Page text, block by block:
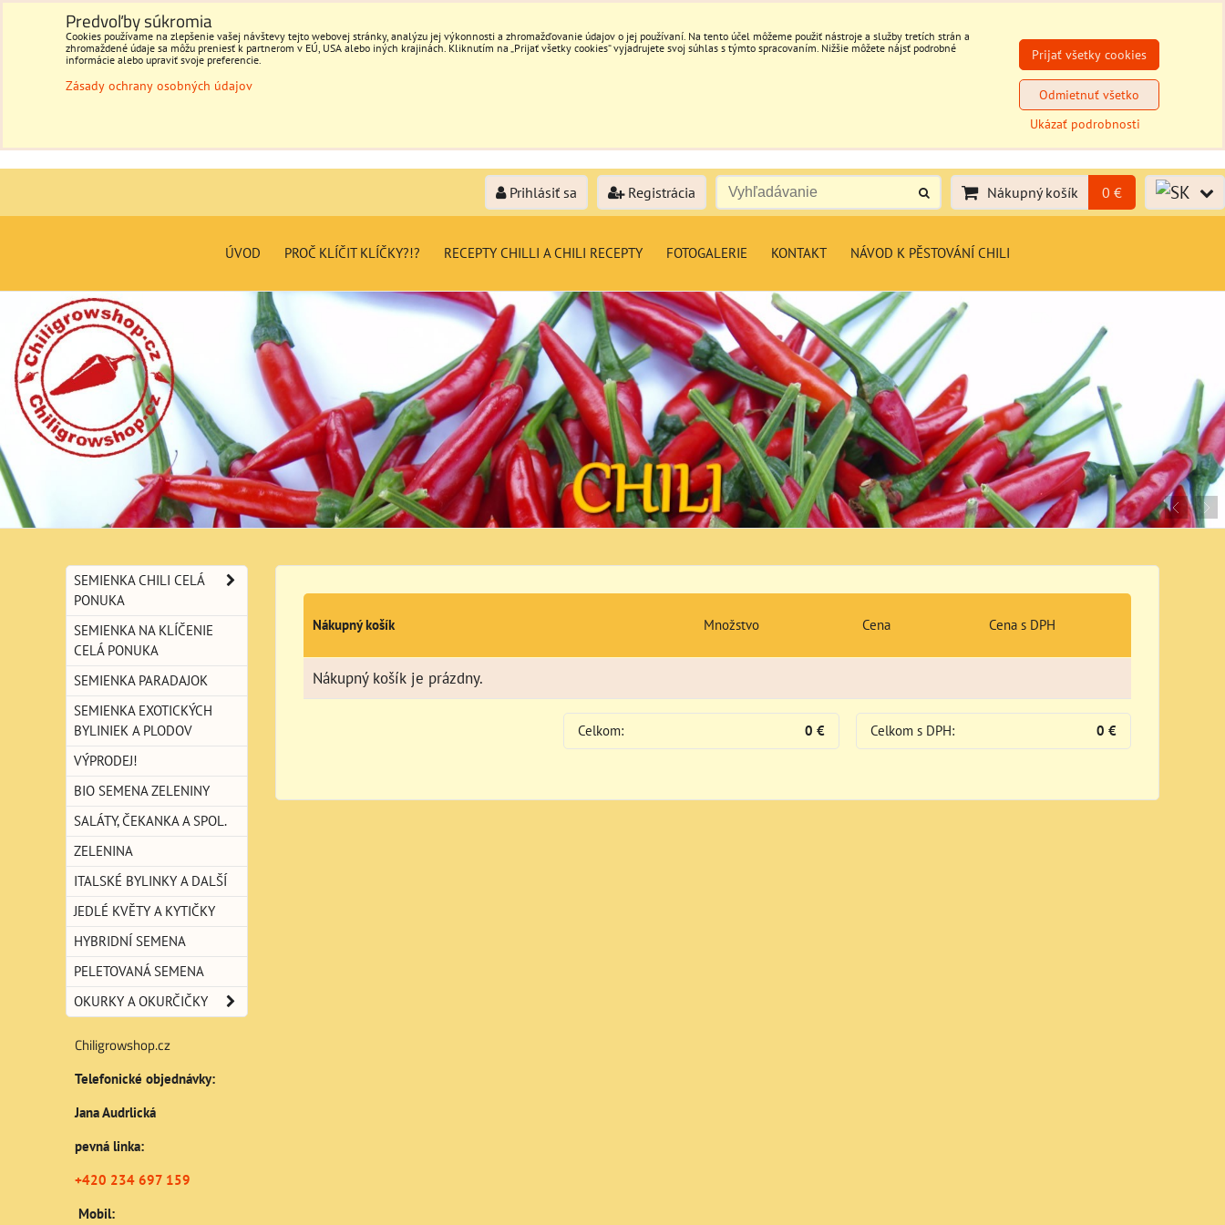
Prihlásiť sa Registrácia Nákupný košík 0 €
ÚVOD PROČ KLÍČIT KLÍČKY?!? RECEPTY CHILLI A CHILI RECEPTY FOTOGALERIE KONTAKT NÁVOD K PĚSTOVÁNÍ CHILI
Nákupný košík Množstvo Cena Cena s DPH
Nákupný košík je prázdny.
Celkom: 0 € Celkom s DPH: 0 €
SEMIENKA CHILI CELÁ
PONUKA
SEMIENKA NA KLÍČENIE
CELÁ PONUKA
SEMIENKA PARADAJOK
SEMIENKA EXOTICKÝCH
BYLINIEK A PLODOV
VÝPRODEJ!
BIO SEMENA ZELENINY
SALÁTY, ČEKANKA A SPOL.
ZELENINA
ITALSKÉ BYLINKY A DALŠÍ
JEDLÉ KVĚTY A KYTIČKY
HYBRIDNÍ SEMENA
PELETOVANÁ SEMENA
OKURKY A OKURČIČKY
Chiligrowshop.cz
Telefonické objednávky:
Jana Audrlická
pevná linka:
+420 234 697 159
Mobil:
Predvoľby súkromia
Cookies používame na zlepšenie vašej návštevy tejto webovej stránky, analýzu jej výkonnosti a zhromažďovanie údajov o jej používaní. Na tento účel môžeme použiť nástroje a služby tretích strán a
zhromaždené údaje sa môžu preniesť k partnerom v EÚ, USA alebo iných krajinách. Kliknutím na „Prijať všetky cookies“ vyjadrujete svoj súhlas s týmto spracovaním. Nižšie môžete nájsť podrobné
informácie alebo upraviť svoje preferencie.
Zásady ochrany osobných údajov
Ukázať podrobnosti
Prijať všetky cookies
Odmietnuť všetko